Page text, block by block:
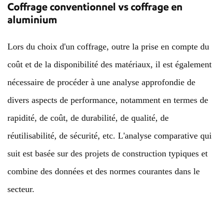
Coffrage conventionnel vs coffrage en
aluminium
Lors du choix d'un coffrage, outre la prise en compte du
coût et de la disponibilité des matériaux, il est également
nécessaire de procéder à une analyse approfondie de
divers aspects de performance, notamment en termes de
rapidité, de coût, de durabilité, de qualité, de
réutilisabilité, de sécurité, etc. L'analyse comparative qui
suit est basée sur des projets de construction typiques et
combine des données et des normes courantes dans le
secteur.